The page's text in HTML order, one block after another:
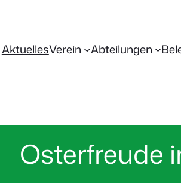
AktuellesVerein Abteilungen
Osterfreude